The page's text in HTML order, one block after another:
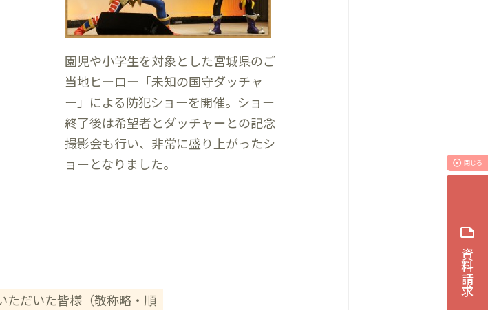
園児や小学生を対象とした宮城県のご
当地ヒーロー「未知の国守ダッチャ
ー」による防犯ショーを開催。ショー
終了後は希望者とダッチャーとの記念
撮影会も行い、非常に盛り上がったシ
ョーとなりました｡
ただいた皆様（敬称略・順
highlight_off 閉じる
note
資料請求